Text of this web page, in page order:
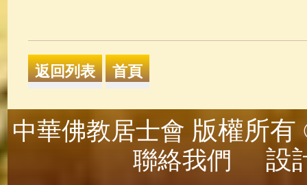
中華佛教居士會 版權所
聯絡我們
設